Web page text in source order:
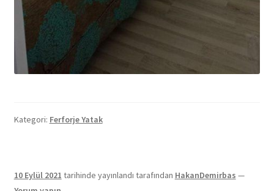
Kategori: Ferforje Yatak
10 Eylül 2021 tarihinde yayınlandı tarafından HakanDemirbas —